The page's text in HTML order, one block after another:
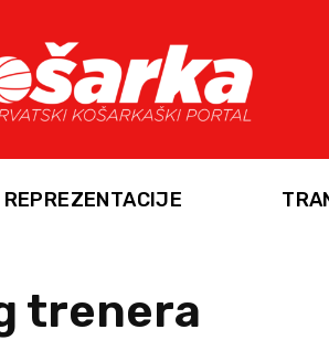
REPREZENTACIJE
trenera